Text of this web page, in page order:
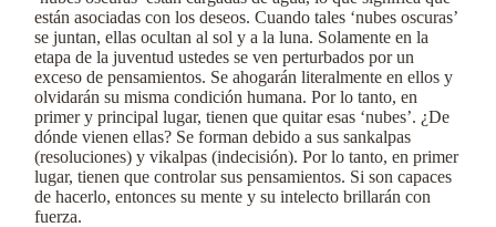
están asociadas con los deseos. Cuando tales ‘nubes oscuras’
se juntan, ellas ocultan al sol y a la luna. Solamente en la
etapa de la juventud ustedes se ven perturbados por un
exceso de pensamientos. Se ahogarán literalmente en ellos y
olvidarán su misma condición humana. Por lo tanto, en
primer y principal lugar, tienen que quitar esas ‘nubes’. ¿De
dónde vienen ellas? Se forman debido a sus sankalpas
(resoluciones) y vikalpas (indecisión). Por lo tanto, en primer
lugar, tienen que controlar sus pensamientos. Si son capaces
de hacerlo, entonces su mente y su intelecto brillarán con
fuerza.